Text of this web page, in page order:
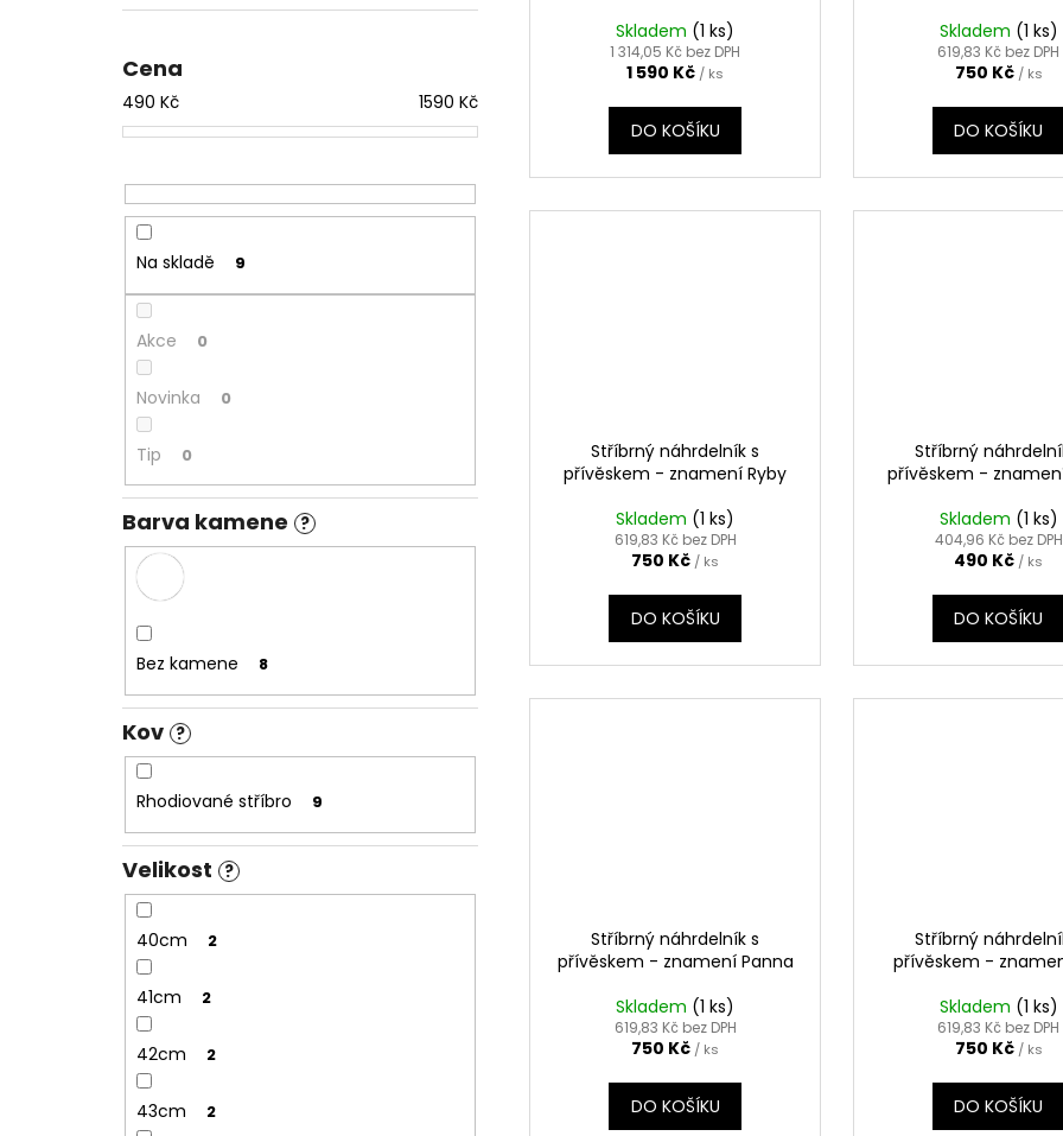
Cena
490 Kč 1590 Kč
Na skladě 9
Akce 0
Novinka 0
Tip 0
Barva kamene ?
Bez kamene 8
Kov ?
Rhodiované stříbro 9
Velikost ?
40cm 2
41cm 2
42cm 2
43cm 2
Skladem (1 ks)
1 314,05 Kč bez DPH
1 590 Kč / ks
DO KOŠÍKU
Skladem (1 ks)
619,83 Kč bez DPH
750 Kč / ks
DO KOŠÍKU
Stříbrný náhrdelník s
přívěskem - znamení Ryby
Skladem (1 ks)
619,83 Kč bez DPH
750 Kč / ks
DO KOŠÍKU
Stříbrný
přívěskem -
Skladem (1 ks)
404,96 Kč bez DPH
490 Kč / ks
DO KOŠÍKU
Stříbrný náhrdelník s
přívěskem - znamení Panna
Skladem (1 ks)
619,83 Kč bez DPH
750 Kč / ks
DO KOŠÍKU
Stříbrný
přívěskem -
Skladem (1 ks)
619,83 Kč bez DPH
750 Kč / ks
DO KOŠÍKU